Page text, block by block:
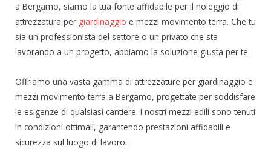
a Bergamo, siamo la tua fonte affidabile per il noleggio di
attrezzatura per giardinaggio e mezzi movimento terra. Che tu
sia un professionista del settore o un privato che sta
lavorando a un progetto, abbiamo la soluzione giusta per te.
Offriamo una vasta gamma di attrezzature per giardinaggio e
mezzi movimento terra a Bergamo, progettate per soddisfare
le esigenze di qualsiasi cantiere. I nostri mezzi edili sono tenuti
in condizioni ottimali, garantendo prestazioni affidabili e
sicurezza sul luogo di lavoro.